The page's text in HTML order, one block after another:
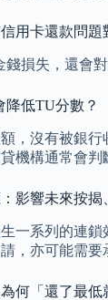
用卡還款問
錢損失，還會
降低TU分數？
，沒有被銀
機構通常會
影響未來按揭
一系列的連
，亦可能需要
何「還了最低